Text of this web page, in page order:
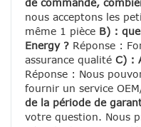
de commande,
nous acceptons les
même 1 pièce B) :
Energy ? Réponse :
assurance qualité C) :
Réponse : Nous
fournir un service
de la période de
votre question. Nous